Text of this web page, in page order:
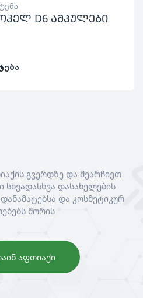
D6 ამპულები
გვერდზე და შეარჩიეთ
დასახელების
და კოსმეტიკურ
შორის
ᲐᲤᲗᲘᲐᲥᲘ